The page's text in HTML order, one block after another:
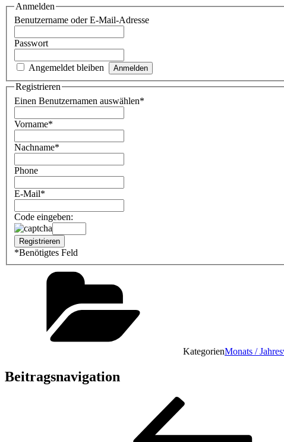
Anmelden
Benutzername oder E-Mail-Adresse
Passwort
Angemeldet bleiben
Registrieren
Einen Benutzernamen auswählen*
Vorname*
Nachname*
Phone
E-Mail*
Code eingeben:
*Benötigtes Feld
KategorienMonats /
Beitragsnavigation